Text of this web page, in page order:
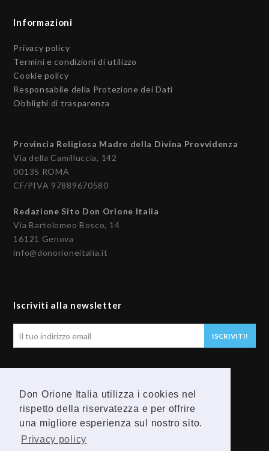
Don Orione Italia utilizza i cookies nel
rispetto della riservatezza e per offrire
una migliore esperienza sul nostro sito.
Privacy policy
Informazioni
Privacy policy
Termini e condizioni di utilizzo
Cookie policy
Responsabile della Protezione dei Dati
Obblighi di trasparenza
Provincia Religiosa Madre della Divina Provvidenza
Via della Camilluccia, 142
00135 ROMA
CF/PIVA 97889670580
Redazione Sito Don Orione Italia
Via Bartolomeo Bosco, 14
16121 Genova
info@donorioneitalia.it
Iscriviti alla newsletter
ISCRIVITI!
F
Y
o